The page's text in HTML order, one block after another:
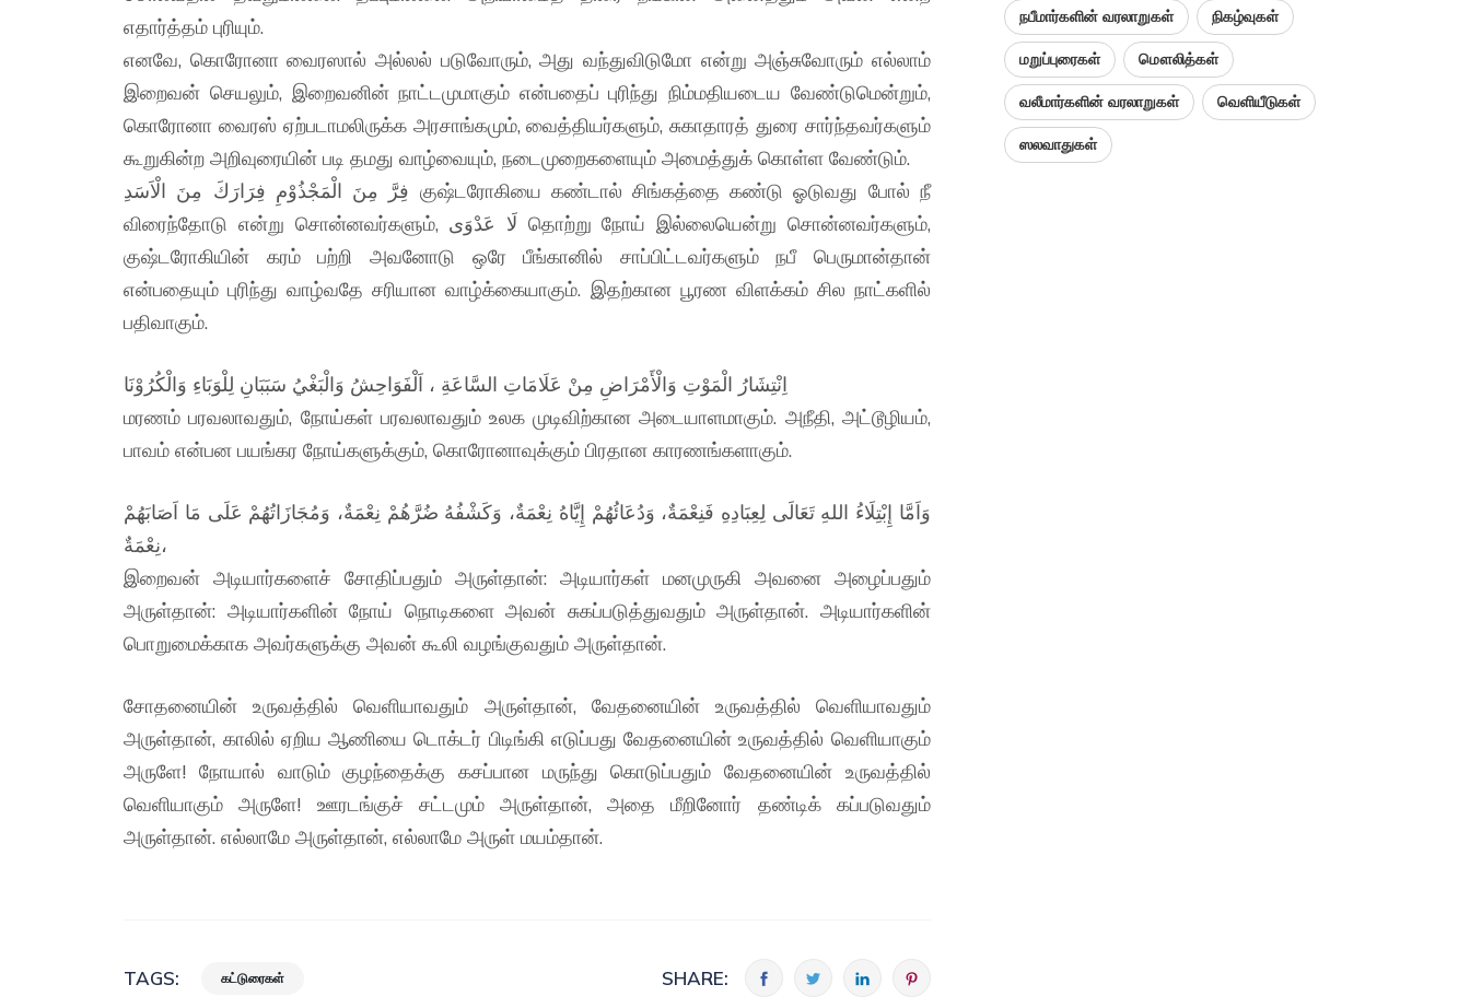
எதார்த்தம் புரியும்.
எனவே, கொரோனா வைரஸால் அல்லல் படுவோரும், அது வந்துவிடுமோ என்று அஞ்சுவோரும் எல்லாம்
இறைவன் செயலும், இறைவனின் நாட்டமுமாகும் என்பதைப் புரிந்து நிம்மதியடைய வேண்டுமென்றும்,
கொரோனா வைரஸ் ஏற்படாமலிருக்க அரசாங்கமும், வைத்தியர்களும், சுகாதாரத் துரை சார்ந்தவர்களும்
கூறுகின்ற அறிவுரையின் படி தமது வாழ்வையும், நடைமுறைகளையும் அமைத்துக் கொள்ள வேண்டும்.
فِرَّ مِنَ الْمَجْذُوْمِ فِرَارَكَ مِنَ الْاَسَدِ குஷ்டரோகியை கண்டால் சிங்கத்தை கண்டு ஓடுவது போல் நீ
விரைந்தோடு என்று சொன்னவர்களும், لَا عَدْوَى தொற்று நோய் இல்லையென்று சொன்னவர்களும்,
குஷ்டரோகியின் கரம் பற்றி அவனோடு ஒரே பீங்கானில் சாப்பிட்டவர்களும் நபீ பெருமான்தான்
என்பதையும் புரிந்து வாழ்வதே சரியான வாழ்க்கையாகும். இதற்கான பூரண விளக்கம் சில நாட்களில்
பதிவாகும்.
اِنْتِشَارُ الْمَوْتِ وَالْأَمْرَاضِ مِنْ عَلَامَاتِ السَّاعَةِ ، اَلْفَوَاحِشُ وَالْبَغْيُ سَبَبَانِ لِلْوَبَاءِ وَالْكُرُوْنَا
மரணம் பரவலாவதும், நோய்கள் பரவலாவதும் உலக முடிவிற்கான அடையாளமாகும். அநீதி, அட்டூழியம்,
பாவம் என்பன பயங்கர நோய்களுக்கும், கொரோனாவுக்கும் பிரதான காரணங்களாகும்.
وَاَمَّا إِبْتِلَاءُ اللهِ تَعَالَى لِعِبَادِهِ فَنِعْمَةٌ، وَدُعَائُهُمْ إِيَّاهُ نِعْمَةٌ، وَكَشْفُهُ ضُرَّهُمْ نِعْمَةٌ، وَمُجَازَاتُهُمْ عَلَى مَا اَصَابَهُمْ
نِعْمَةٌ،
இறைவன் அடியார்களைச் சோதிப்பதும் அருள்தான்: அடியார்கள் மனமுருகி அவனை அழைப்பதும்
அருள்தான்: அடியார்களின் நோய் நொடிகளை அவன் சுகப்படுத்துவதும் அருள்தான். அடியார்களின்
பொறுமைக்காக அவர்களுக்கு அவன் கூலி வழங்குவதும் அருள்தான்.
சோதனையின் உருவத்தில் வெளியாவதும் அருள்தான், வேதனையின் உருவத்தில் வெளியாவதும்
அருள்தான், காலில் ஏறிய ஆணியை டொக்டர் பிடிங்கி எடுப்பது வேதனையின் உருவத்தில் வெளியாகும்
அருளே! நோயால் வாடும் குழந்தைக்கு கசப்பான மருந்து கொடுப்பதும் வேதனையின் உருவத்தில்
வெளியாகும் அருளே! ஊரடங்குச் சட்டமும் அருள்தான், அதை மீறினோர் தண்டிக் கப்படுவதும்
அருள்தான். எல்லாமே அருள்தான், எல்லாமே அருள் மயம்தான்.
TAGS: கட்டுரைகள் SHARE:
நபீமார்களின் வரலாறுகள் நிகழ்வுகள்
மறுப்புரைகள் மௌலித்கள்
வலீமார்களின் வரலாறுகள் வெளியீடுகள்
ஸலவாதுகள்